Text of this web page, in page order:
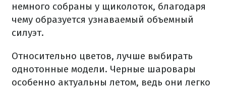
немного собраны у щиколоток, благодаря
чему образуется узнаваемый объемный
силуэт.
Относительно цветов, лучше выбирать
однотонные модели. Черные шаровары
особенно актуальны летом, ведь они легко